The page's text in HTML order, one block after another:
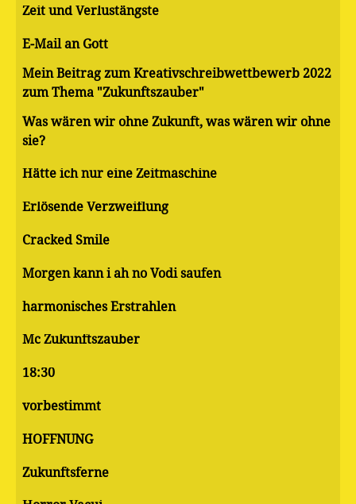
Zeit und Verlustängste
E-Mail an Gott
Mein Beitrag zum Kreativschreibwettbewerb 2022
zum Thema "Zukunftszauber"
Was wären wir ohne Zukunft, was wären wir ohne
sie?
Hätte ich nur eine Zeitmaschine
Erlösende Verzweiflung
Cracked Smile
Morgen kann i ah no Vodi saufen
harmonisches Erstrahlen
Mc Zukunftszauber
18:30
vorbestimmt
HOFFNUNG
Zukunftsferne